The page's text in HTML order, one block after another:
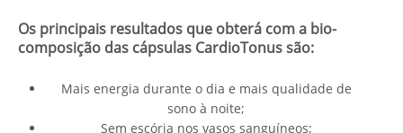
Os principais resultados que obterá com a bio-
composição das cápsulas CardioTonus são:
Mais energia durante o dia e mais qualidade de
sono à noite;
Sem escória nos vasos sanguíneos;